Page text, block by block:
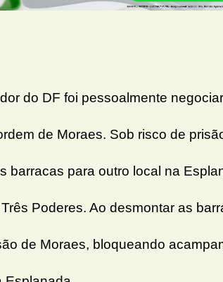
do DF foi pessoalmente
de Moraes. Sob risco de
barracas para outro local na
Poderes. Ao desmontar as
de Moraes, bloqueando